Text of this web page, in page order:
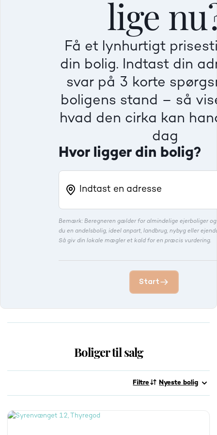
lige
Få et lynhurtigt
din bolig. Indtast din
svar på 3 korte
boligens stand – så
hvad den cirka kan
dag
Hvor ligger din bolig?
Bemærk: Beregneren gælder for almindelige ejerboliger og
du en andelsbolig, ideel anpart, landbrug, nybyg eller
Så giv din lokale mægler et kald for en præcis vurdering.
Dårlig
Mindre god
Dårlig
Mindre god
Dårlig
Mindre god
Villa
Beregner pris
Start
Boliger til salg
Filtre Nyeste bolig